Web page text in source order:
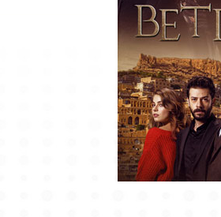
70 серия
74 серия
78 серия
82 серия
86 серия